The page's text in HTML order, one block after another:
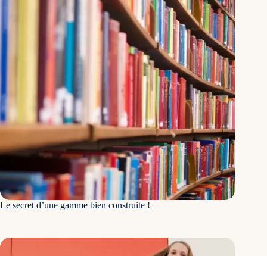
Le secret d’une gamme bien construite !